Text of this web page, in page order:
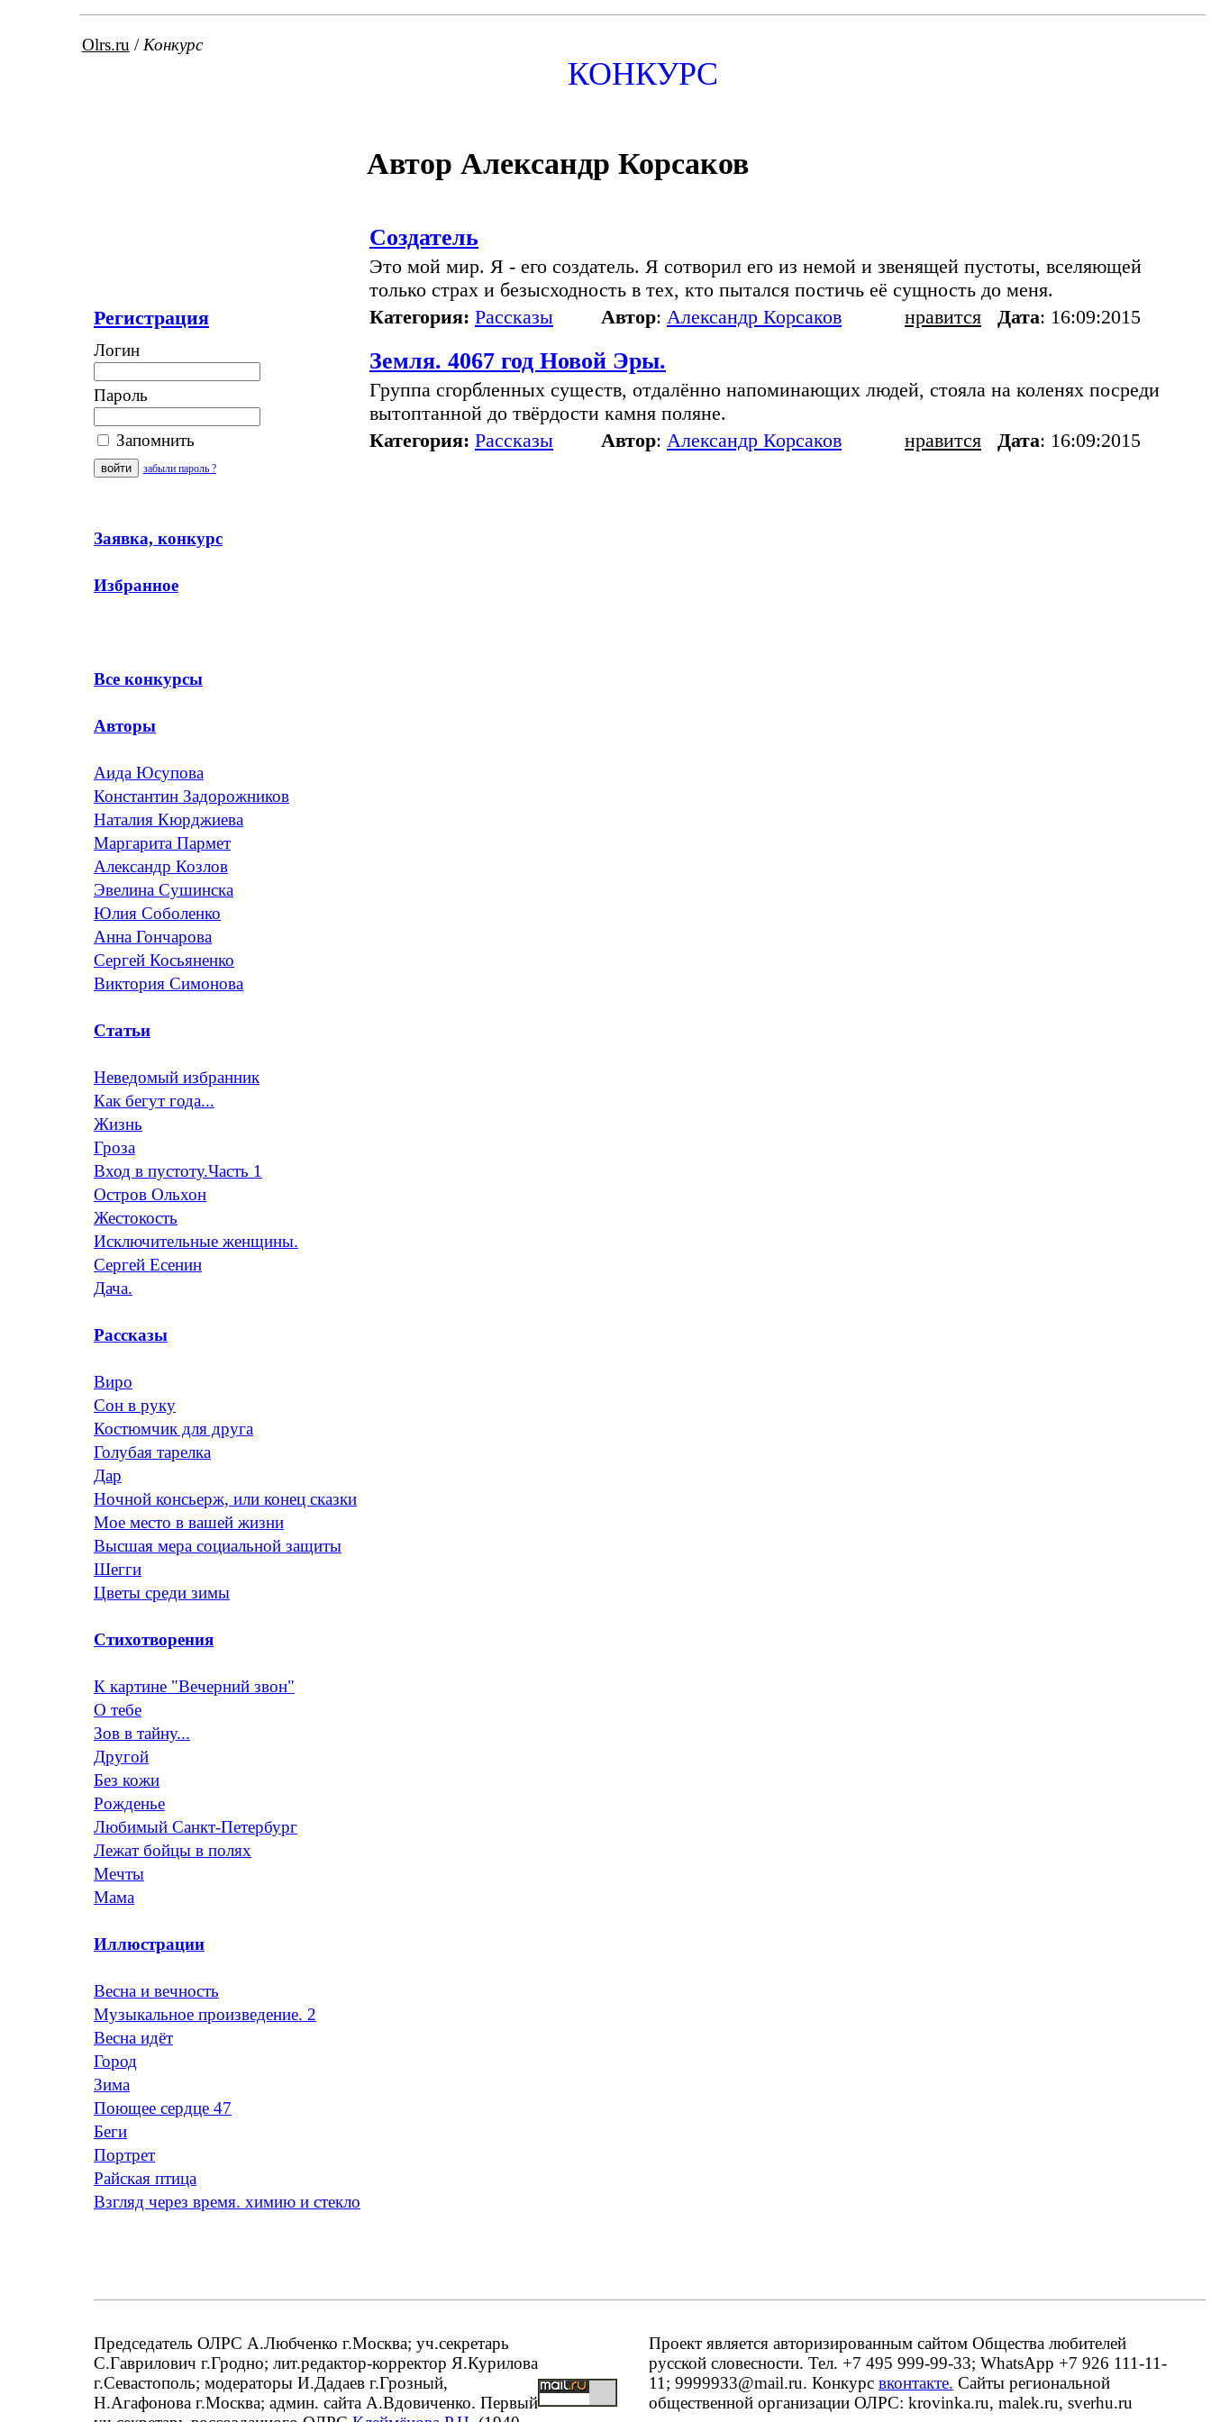
Olrs.ru / Конкурс
КОНКУРС
Регистрация
Логин
Пароль
Запомнить
забыли пароль ?
Заявка, конкурс
Избранное
Все конкурсы
Авторы
Аида Юсупова
Константин Задорожников
Наталия Кюрджиева
Маргарита Пармет
Александр Козлов
Эвелина Сушинска
Юлия Соболенко
Анна Гончарова
Сергей Косьяненко
Виктория Симонова
Статьи
Неведомый избранник
Как бегут года...
Жизнь
Гроза
Вход в пустоту.Часть 1
Остров Ольхон
Жестокость
Исключительные женщины.
Сергей Есенин
Дача.
Рассказы
Виро
Сон в руку
Костюмчик для друга
Голубая тарелка
Дар
Ночной консьерж, или конец сказки
Мое место в вашей жизни
Высшая мера социальной защиты
Шегги
Цветы среди зимы
Стихотворения
К картине "Вечерний звон"
О тебе
Зов в тайну...
Другой
Без кожи
Рожденье
Любимый Санкт-Петербург
Лежат бойцы в полях
Мечты
Мама
Иллюстрации
Весна и вечность
Музыкальное произведение. 2
Весна идёт
Город
Зима
Поющее сердце 47
Беги
Портрет
Райская птица
Взгляд через время. химию и стекло
Автор Александр Корсаков
Создатель
Это мой мир. Я - его создатель. Я сотворил его из немой и звенящей пустоты, вселяющей
только страх и безысходность в тех, кто пытался постичь её сущность до меня.
Категория: Рассказы Автор: Александр Корсаков нравится Дата: 16:09:2015
Земля. 4067 год Новой Эры.
Группа сгорбленных существ, отдалённо напоминающих людей, стояла на коленях посреди
вытоптанной до твёрдости камня поляне.
Категория: Рассказы Автор: Александр Корсаков нравится Дата: 16:09:2015
Председатель ОЛРС А.Любченко г.Москва; уч.секретарь
С.Гаврилович г.Гродно; лит.редактор-корректор Я.Курилова
г.Севастополь; модераторы И.Дадаев г.Грозный,
Н.Агафонова г.Москва; админ. сайта А.Вдовиченко. Первый
Проект является авторизированным сайтом Общества любителей
русской словесности. Тел. +7 495 999-99-33; WhatsApp +7 926 111-11-
11; 9999933@mail.ru. Конкурс вконтакте. Сайты региональной
общественной организации ОЛРС: krovinka.ru, malek.ru, sverhu.ru